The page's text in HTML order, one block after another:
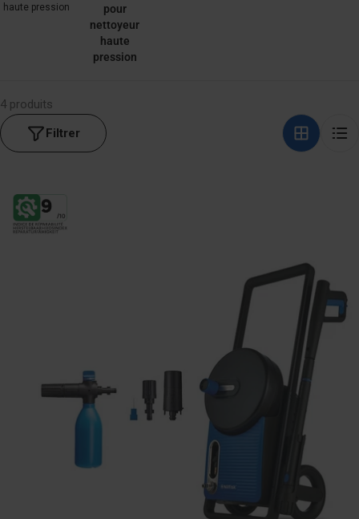
haute pression
pour
nettoyeur
haute
pression
4 produits
Filtrer